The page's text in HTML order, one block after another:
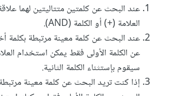
عند البحث عن كلمتين متتاليتين لهما
العلامة (+) أو الكلمة (AND).
عند البحث عن كلمة معينة مرتبطة بكلمة
عن الكلمة الأولى فقط يمكن استخدام
سيقوم بإستثناء الكلمة الثانية.
إذا كنت تريد البحث عن كلمة معينة